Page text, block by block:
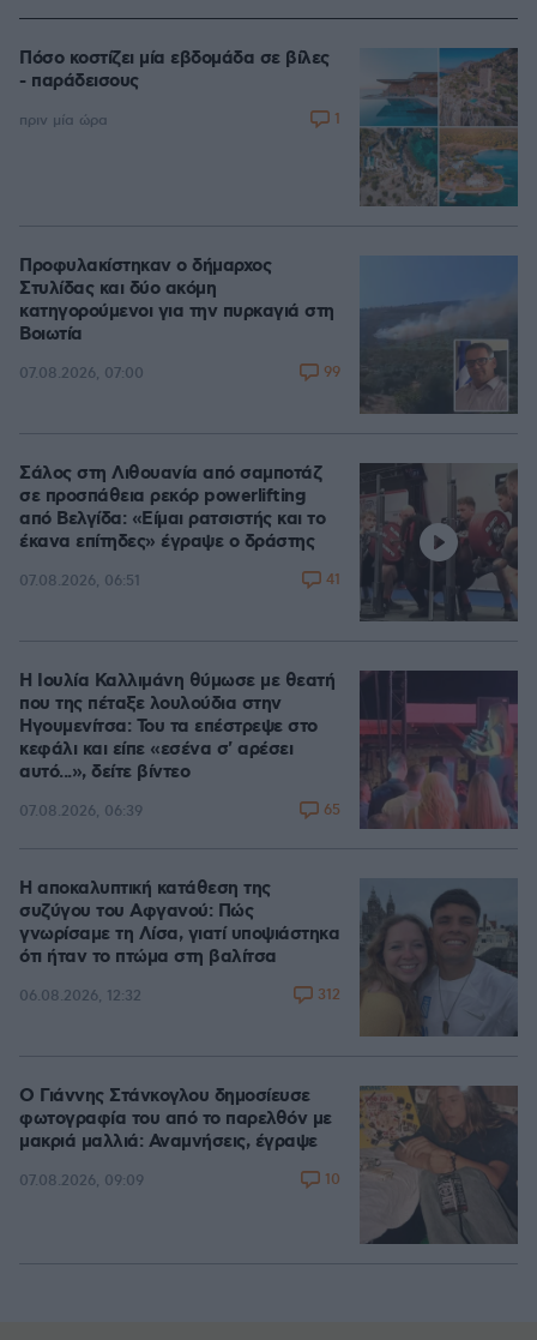
Πόσο κοστίζει μία εβδομάδα σε βίλες
- παράδεισους
πριν μία ώρα 1
Προφυλακίστηκαν ο δήμαρχος
Στυλίδας και δύο ακόμη
κατηγορούμενοι για την πυρκαγιά στη
Βοιωτία
07.08.2026, 07:00 99
Σάλος στη Λιθουανία από σαμποτάζ
σε προσπάθεια ρεκόρ powerlifting
από Βελγίδα: «Είμαι ρατσιστής και το
έκανα επίτηδες» έγραψε ο δράστης
07.08.2026, 06:51 41
Η Ιουλία Καλλιμάνη θύμωσε με θεατή
που της πέταξε λουλούδια στην
Ηγουμενίτσα: Του τα επέστρεψε στο
κεφάλι και είπε «εσένα σ' αρέσει
αυτό...», δείτε βίντεο
07.08.2026, 06:39 65
Η αποκαλυπτική κατάθεση της
συζύγου του Αφγανού: Πώς
γνωρίσαμε τη Λίσα, γιατί υποψιάστηκα
ότι ήταν το πτώμα στη βαλίτσα
06.08.2026, 12:32 312
Ο Γιάννης Στάνκογλου δημοσίευσε
φωτογραφία του από το παρελθόν με
μακριά μαλλιά: Αναμνήσεις, έγραψε
07.08.2026, 09:09 10